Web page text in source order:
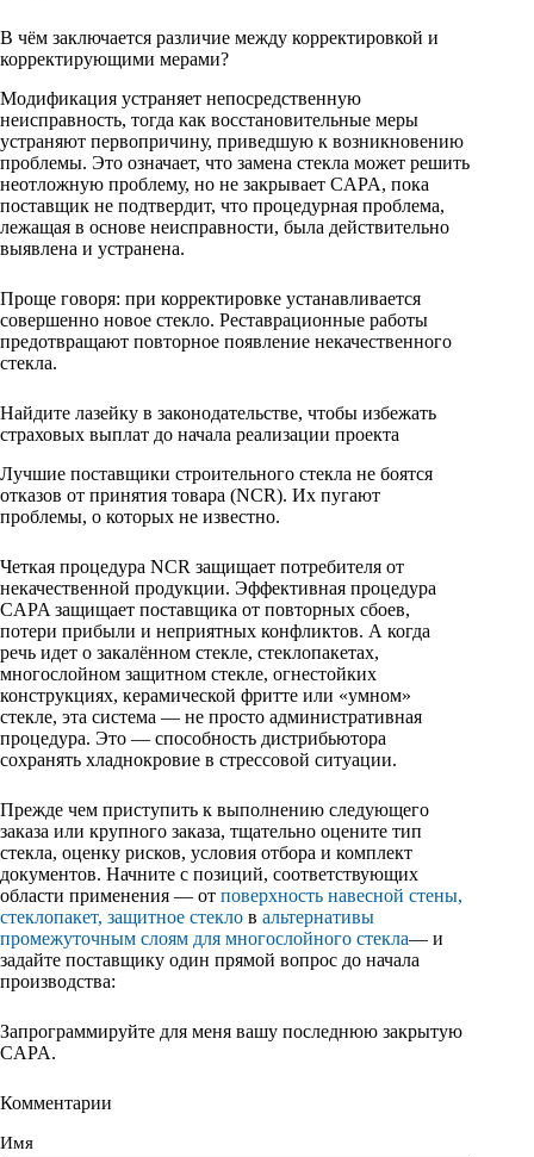
В чём заключается различие между корректировкой и
корректирующими мерами?
Модификация устраняет непосредственную
неисправность, тогда как восстановительные меры
устраняют первопричину, приведшую к возникновению
проблемы. Это означает, что замена стекла может решить
неотложную проблему, но не закрывает CAPA, пока
поставщик не подтвердит, что процедурная проблема,
лежащая в основе неисправности, была действительно
выявлена и устранена.
Проще говоря: при корректировке устанавливается
совершенно новое стекло. Реставрационные работы
предотвращают повторное появление некачественного
стекла.
Найдите лазейку в законодательстве, чтобы избежать
страховых выплат до начала реализации проекта
Лучшие поставщики строительного стекла не боятся
отказов от принятия товара (NCR). Их пугают
проблемы, о которых не известно.
Четкая процедура NCR защищает потребителя от
некачественной продукции. Эффективная процедура
CAPA защищает поставщика от повторных сбоев,
потери прибыли и неприятных конфликтов. А когда
речь идет о закалённом стекле, стеклопакетах,
многослойном защитном стекле, огнестойких
конструкциях, керамической фритте или «умном»
стекле, эта система — не просто административная
процедура. Это — способность дистрибьютора
сохранять хладнокровие в стрессовой ситуации.
Прежде чем приступить к выполнению следующего
заказа или крупного заказа, тщательно оцените тип
стекла, оценку рисков, условия отбора и комплект
документов. Начните с позиций, соответствующих
области применения — от поверхность навесной стены,
стеклопакет, защитное стекло в альтернативы
промежуточным слоям для многослойного стекла— и
задайте поставщику один прямой вопрос до начала
производства:
Запрограммируйте для меня вашу последнюю закрытую
CAPA.
Комментарии
Имя